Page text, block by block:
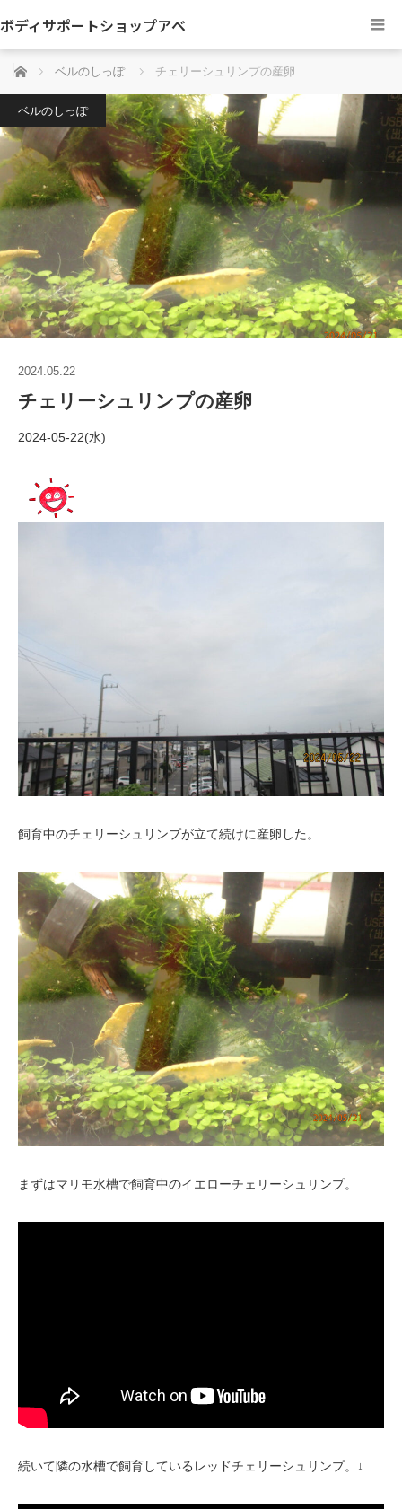
ボディサポートショップアベ
ホーム ベルのしっぽ チェリーシュリンプの産卵
ベルのしっぽ
2024.05.22
チェリーシュリンプの産卵
2024-05-22(水)
飼育中のチェリーシュリンプが立て続けに産卵した。
まずはマリモ水槽で飼育中のイエローチェリーシュリンプ。
続いて隣の水槽で飼育しているレッドチェリーシュリンプ。↓